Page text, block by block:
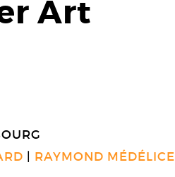
Art
RAYMOND MÉDÉLICE